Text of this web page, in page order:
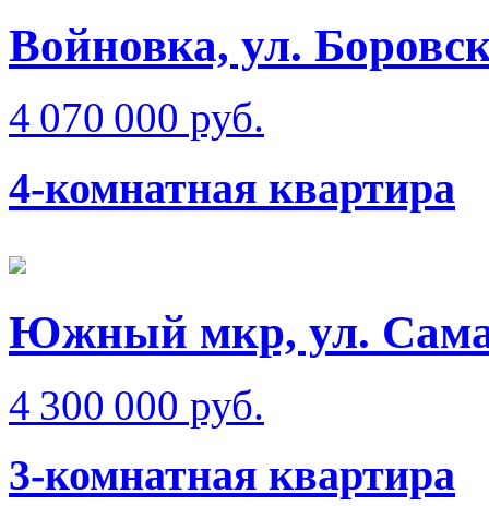
Войновка, ул.
4 070 000 руб.
4-комнатная квартира
Южный мкр, ул.
4 300 000 руб.
3-комнатная квартира